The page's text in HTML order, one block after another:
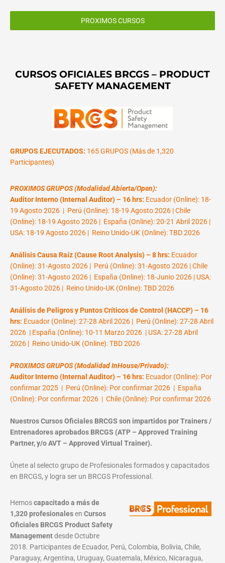
PROXIMOS CURSOS
CURSOS OFICIALES BRCGS – PRODUCT
SAFETY MANAGEMENT
GRUPOS EJECUTADOS: 165 GRUPOS (Más de 1,320
Participantes)
PROXIMOS GRUPOS (Modalidad Abierta/Open):
Auditor Interno (Internal Auditor) – 16 hrs: Ecuador (Online): 18-
19 Agosto 2026 | Perú (Online): 18-19 Agosto 2026 | Chile
(Online): 18-19 Agosto 2026 | España (Online): 20-21 Abril 2026 |
USA: 18-19 Agosto 2026 | Reino Unido-UK (Online): TBD 2026
Análisis Causa Raíz (Cause Root Analysis) – 8 hrs: Ecuador
(Online): 31-Agosto 2026 | Perú (Online): 31-Agosto 2026 | Chile
(Online): 31-Agosto 2026 | España (Online): 18-Junio 2026 | USA:
31-Agosto 2026 | Reino Unido-UK (Online): TBD 2026
Análisis de Peligros y Puntos Críticos de Control (HACCP) – 16
hrs: Ecuador (Online): 27-28 Abril 2026 | Perú (Online): 27-28 Abril
2026 | España (Online): 10-11 Marzo 2026 | USA: 27-28 Abril
2026 | Reino Unido-UK (Online): TBD 2026
PROXIMOS GRUPOS (Modalidad InHouse/Privado):
Auditor Interno (Internal Auditor) – 16 hrs: Ecuador (Online): Por
confirmar 2025 | Perú (Online): Por confirmar 2026 | España
(Online): Por confirmar 2026 | Chile (Online): Por confirmar 2026
Nuestros Cursos Oficiales BRCGS son impartidos por Trainers /
Entrenadores aprobados BRCGS (ATP – Approved Training
Partner, y/o AVT – Approved Virtual Trainer).
Únete al selecto grupo de Profesionales formados y capacitados
en BRCGS, y logra ser un BRCGS Professional.
Hemoscapacitado a más de
1,320 profesionalesen Cursos
Oficiales BRCGS Product Safety
Managementdesde Octubre
2018. Participantes de Ecuador, Perú, Colombia, Bolivia, Chile,
Paraguay, Argentina, Uruguay, Guatemala, México, Nicaragua,